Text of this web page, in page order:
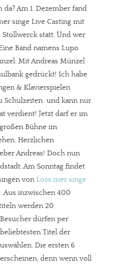
da? Am 1. Dezember fand
singe Live Casting mit
statt. Und wer
Band namens Lupo
Mit Andreas Münzel
gedrückt! Ich habe
& Klavierspielen
Schulzeiten  und kann nur
verdient! Jetzt darf er im
Bühne im
Herzlichen
Andreas! Doch nun
Am Sonntag findet
von Loss mer singe
Aus inzwischen 400
werden 20
dürfen per
Titel der
Die ersten 6
denn wenn voll